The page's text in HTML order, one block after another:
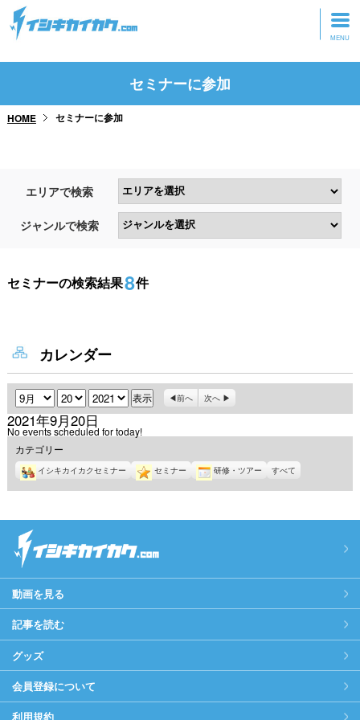
トップページ
研修・ツアーに参加
セミナーに参加
HOME セミナーに参加
エリアで検索
ジャンルで検索
セミナーの検索結果8件
カレンダー
月 日 年 前へ 次へ
2021年9月20日
No events scheduled for today!
カテゴリー
イシキカイカクセミナー セミナー 研修・ツアー すべて
動画を見る
記事を読む
グッズ
会員登録について